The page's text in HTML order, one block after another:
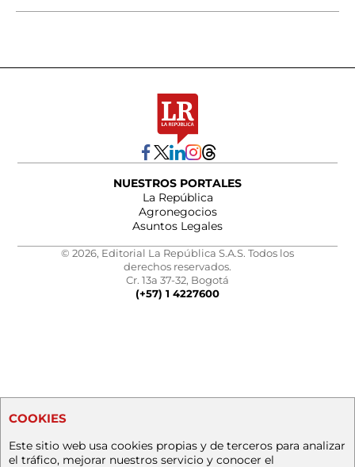
NUESTROS PORTALES
La República
Agronegocios
Asuntos Legales
© 2026, Editorial La República S.A.S. Todos los
derechos reservados.
Cr. 13a 37-32, Bogotá
(+57) 1 4227600
COOKIES
Este sitio web usa cookies propias y de terceros para analizar
el tráfico, mejorar nuestros servicio y conocer el